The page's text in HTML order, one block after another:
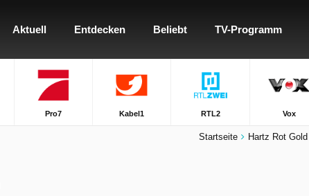
Aktuell Entdecken Beliebt TV-Programm
Pro7 Kabel1 RTL2 Vox
Startseite Hartz Rot Gold